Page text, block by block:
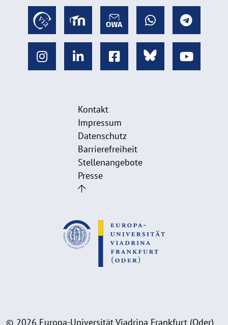
Kontakt
Impressum
Datenschutz
Barrierefreiheit
Stellenangebote
Presse
© 2026 Europa-Universität Viadrina Frankfurt (Oder)